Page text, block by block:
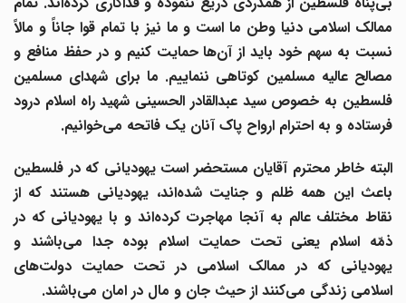
ممالک اسلامی دنیا وطن ما است و ما نیز با تمام قوا جاناً و مالاً
نسبت به سهم خود باید از آن‌ها حمایت کنیم و در حفظ منافع و
مصالح عالیه مسلمین کوتاهی ننماییم. ما برای شهدای مسلمین
فلسطین به خصوص سید عبدالقادر الحسینی شهید راه اسلام درود
فرستاده و به احترام ارواح پاک آنان یک فاتحه می‌خوانیم.
البته خاطر محترم آقایان مستحضر است یهودیانی که در فلسطین
باعث این همه ظلم و جنایت شده‌اند، یهودیانی هستند که از
نقاط مختلف عالم به آنجا مهاجرت کرده‌اند و با یهودیانی که در
ذمّه اسلام یعنی تحت حمایت اسلام بوده جدا می‌باشند و
یهودیانی که در ممالک اسلامی در تحت حمایت دولت‌های
اسلامی زندگی می‌کنند از حیث جان و مال در امان می‌باشند.